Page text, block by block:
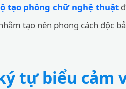
tạo phông chữ nghệ thuật
tạo nên phong cách độc
tự biểu cảm